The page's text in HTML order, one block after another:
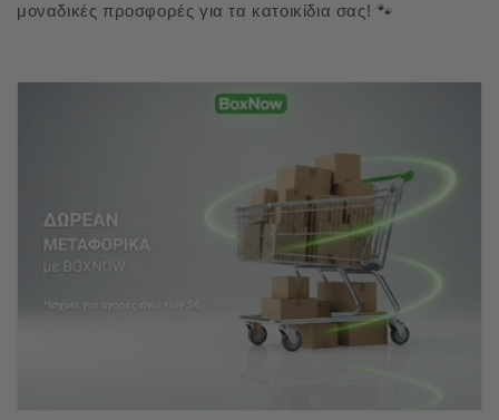
μοναδικές προσφορές για τα κατοικίδια σας! 🐾